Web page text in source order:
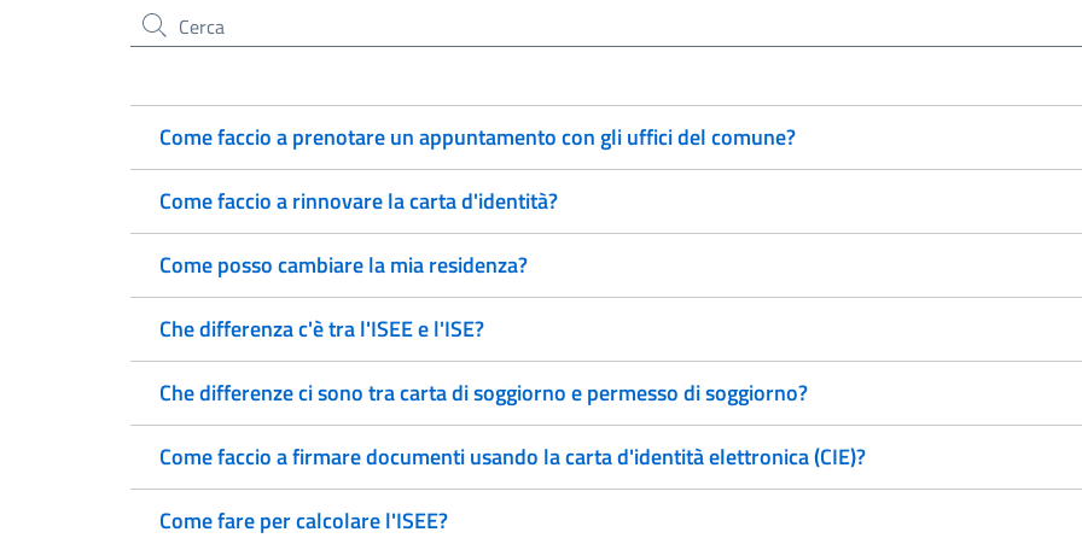
Cerca nel sito
Come faccio a prenotare un appuntamento con gli uffici del comune?
Come faccio a rinnovare la carta d'identità?
Come posso cambiare la mia residenza?
Che differenza c'è tra l'ISEE e l'ISE?
Che differenze ci sono tra carta di soggiorno e permesso di soggiorno?
Come faccio a firmare documenti usando la carta d'identità elettronica (CIE)?
Come fare per calcolare l'ISEE?